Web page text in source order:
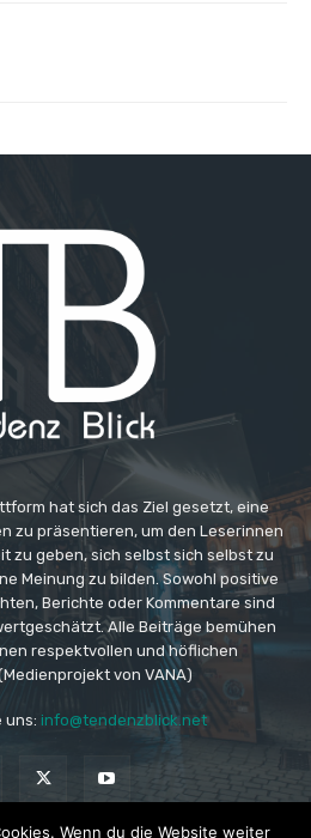
hat sich das Ziel gesetzt, eine
zu präsentieren, um den Leserinnen
zu geben, sich selbst sich selbst zu
Meinung zu bilden. Sowohl positive
Berichte oder Kommentare sind
Alle Beiträge bemühen
respektvollen und höflichen
von VANA)
uns: info@tendenzblick.net
Wenn du die Website weiter